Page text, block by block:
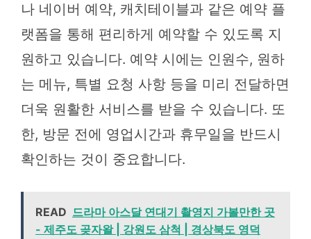
나 네이버 예약, 캐치테이블과 같은 예약 플
랫폼을 통해 편리하게 예약할 수 있도록 지
원하고 있습니다. 예약 시에는 인원수, 원하
는 메뉴, 특별 요청 사항 등을 미리 전달하면
더욱 원활한 서비스를 받을 수 있습니다. 또
한, 방문 전에 영업시간과 휴무일을 반드시
확인하는 것이 중요합니다.
READ 드라마 아스달 연대기 촬영지 가볼만한 곳
- 제주도 곶자왈 | 강원도 삼척 | 경상북도 영덕